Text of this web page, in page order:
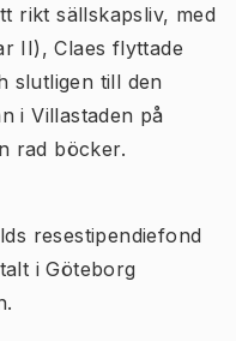
rikt sällskapsliv, med
II), Claes flyttade
slutligen till den
i Villastaden på
rad böcker.
resestipendiefond
i Göteborg